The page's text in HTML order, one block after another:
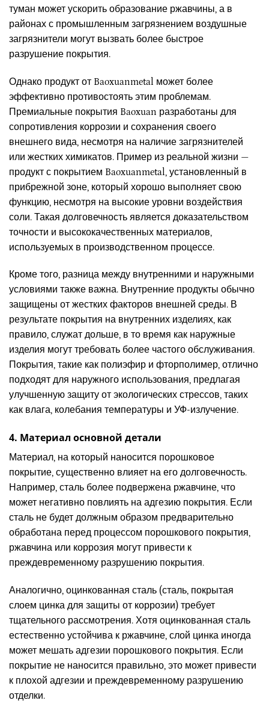
туман может ускорить образование ржавчины, а в
районах с промышленным загрязнением воздушные
загрязнители могут вызвать более быстрое
разрушение покрытия.
Однако продукт от Baoxuanmetal может более
эффективно противостоять этим проблемам.
Премиальные покрытия Baoxuan разработаны для
сопротивления коррозии и сохранения своего
внешнего вида, несмотря на наличие загрязнителей
или жестких химикатов. Пример из реальной жизни —
продукт с покрытием Baoxuanmetal, установленный в
прибрежной зоне, который хорошо выполняет свою
функцию, несмотря на высокие уровни воздействия
соли. Такая долговечность является доказательством
точности и высококачественных материалов,
используемых в производственном процессе.
Кроме того, разница между внутренними и наружными
условиями также важна. Внутренние продукты обычно
защищены от жестких факторов внешней среды. В
результате покрытия на внутренних изделиях, как
правило, служат дольше, в то время как наружные
изделия могут требовать более частого обслуживания.
Покрытия, такие как полиэфир и фторполимер, отлично
подходят для наружного использования, предлагая
улучшенную защиту от экологических стрессов, таких
как влага, колебания температуры и УФ-излучение.
4. Материал основной детали
Материал, на который наносится порошковое
покрытие, существенно влияет на его долговечность.
Например, сталь более подвержена ржавчине, что
может негативно повлиять на адгезию покрытия. Если
сталь не будет должным образом предварительно
обработана перед процессом порошкового покрытия,
ржавчина или коррозия могут привести к
преждевременному разрушению покрытия.
Аналогично, оцинкованная сталь (сталь, покрытая
слоем цинка для защиты от коррозии) требует
тщательного рассмотрения. Хотя оцинкованная сталь
естественно устойчива к ржавчине, слой цинка иногда
может мешать адгезии порошкового покрытия. Если
покрытие не наносится правильно, это может привести
к плохой адгезии и преждевременному разрушению
отделки.